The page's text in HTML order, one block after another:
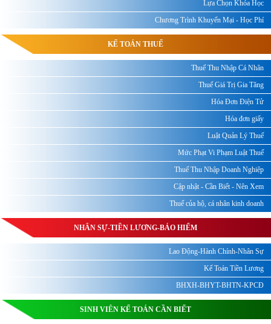
Lựa Chọn Khóa Học
Chương Trình Khuyến Mại - Học Phí
KẾ TOÁN THUẾ
Thuế Thu Nhập Cá Nhân
Thuế Giá Trị Gia Tăng
Hóa Đơn Điện Tử
Hóa đơn giấy
Luật Quản Lý Thuế
Mức Phạt Vi Phạm Luật Thuế
Thuế Thu Nhập Doanh Nghiệp
Cập nhật - Cần Biết - Nên Xem
Thuế của hộ, cá nhân kinh doanh
NHÂN SỰ-TIỀN LƯƠNG-BẢO HIỂM
Lao Động-Hành Chính-Nhân Sự
Kế Toán Tiền Lương
BHXH-BHYT-BHTN-KPCĐ
SINH VIÊN KẾ TOÁN CẦN BIẾT